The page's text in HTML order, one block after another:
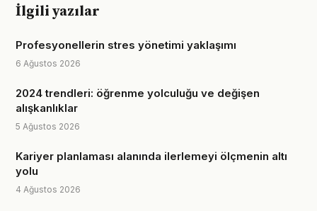
İlgili yazılar
Profesyonellerin stres yönetimi yaklaşımı
6 Ağustos 2026
2024 trendleri: öğrenme yolculuğu ve değişen
alışkanlıklar
5 Ağustos 2026
Kariyer planlaması alanında ilerlemeyi ölçmenin altı
yolu
4 Ağustos 2026